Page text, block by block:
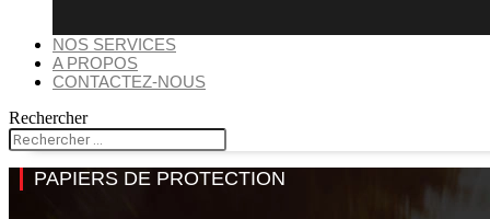
NOS SERVICES
A PROPOS
CONTACTEZ-NOUS
Rechercher
PAPIERS DE PROTECTION